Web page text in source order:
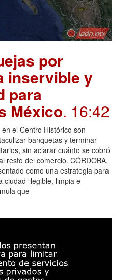
por
inservible y
para
México. 16:42
el Centro Histórico son
banquetas y terminar
sin aclarar cuánto se cobró
resto del comercio. CÓRDOBA,
como una estrategia para
ciudad “legible, limpia e
que